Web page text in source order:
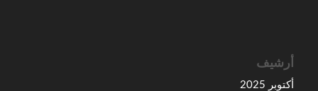
أرشيف
أكتوبر 2025